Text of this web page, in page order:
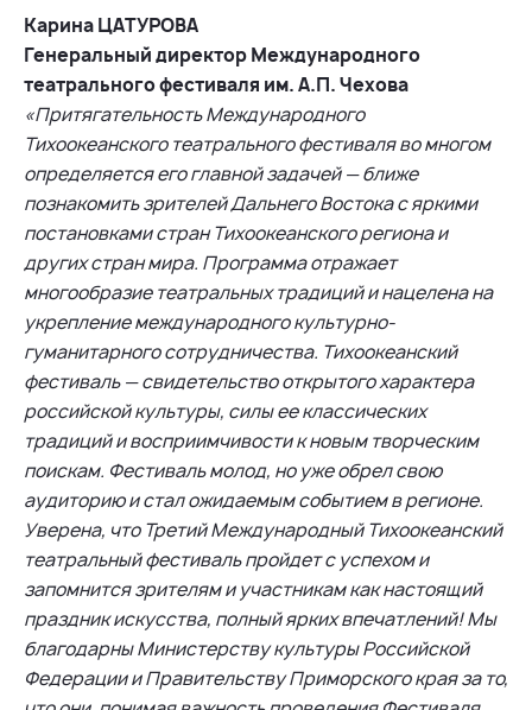
Карина ЦАТУРОВА
Генеральный директор Международного
театрального фестиваля им. А.П. Чехова
«Притягательность Международного
Тихоокеанского театрального фестиваля во многом
определяется его главной задачей — ближе
познакомить зрителей Дальнего Востока с яркими
постановками стран Тихоокеанского региона и
других стран мира. Программа отражает
многообразие театральных традиций и нацелена на
укрепление международного культурно-
гуманитарного сотрудничества. Тихоокеанский
фестиваль — свидетельство открытого характера
российской культуры, силы ее классических
традиций и восприимчивости к новым творческим
поискам. Фестиваль молод, но уже обрел свою
аудиторию и стал ожидаемым событием в регионе.
Уверена, что Третий Международный Тихоокеанский
театральный фестиваль пройдет с успехом и
запомнится зрителям и участникам как настоящий
праздник искусства, полный ярких впечатлений! Мы
благодарны Министерству культуры Российской
Федерации и Правительству Приморского края за то,